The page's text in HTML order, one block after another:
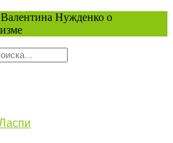
Нужденко о